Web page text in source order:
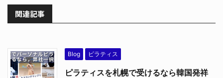
関連記事
Blog ピラティス
ピラティスを札幌で受けるなら韓国発祥